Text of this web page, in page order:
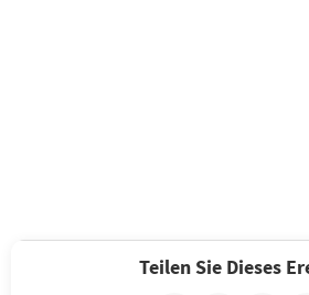
Teilen Sie Dieses